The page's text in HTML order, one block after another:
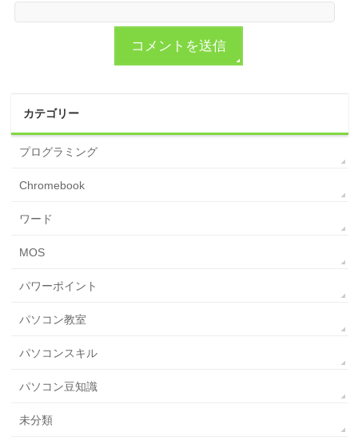
カテゴリー
プログラミング
Chromebook
ワード
MOS
パワーポイント
パソコン教室
パソコンスキル
パソコン豆知識
未分類